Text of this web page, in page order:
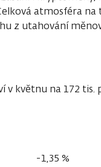
atmosféra na
z utahování
květnu na 172 tis.
-1,35 %